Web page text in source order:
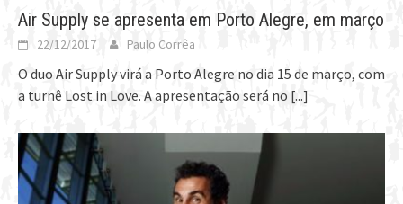
Air Supply se apresenta em Porto Alegre, em março
22/12/2017 Paulo Corrêa
O duo Air Supply virá a Porto Alegre no dia 15 de março, com
a turnê Lost in Love. A apresentação será no [...]